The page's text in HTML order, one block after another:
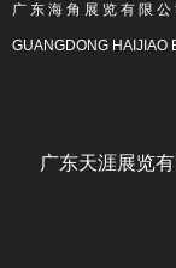
广 东 海 角 展 览 有 限 公
GUANGDONG HAIJIAO
广东天涯展览